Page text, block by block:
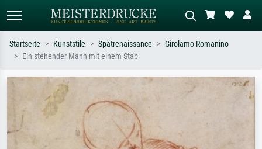
Suchen Sie nach Künstlern, Werktiteln
oder Stilen – z.B. Monet,
Sternennacht, Impressionismus, Welle
Beschreiben Sie die Szene – z.B. Grüne
Wiese, Abstrakt mit viel Rot, Dunkles
Startseite Kunststile Spätrenaissance
Girolamo Romanino
Ein stehender Mann mit einem Stab